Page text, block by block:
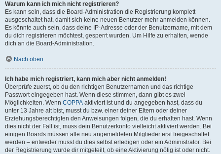
Warum kann ich mich nicht registrieren?
Es kann sein, dass die Board-Administration die Registrierung komplett
ausgeschaltet hat, damit sich keine neuen Benutzer mehr anmelden können.
Es könnte auch sein, dass deine IP-Adresse oder der Benutzername, mit dem
du dich registrieren möchtest, gesperrt wurden. Um Hilfe zu erhalten, wende
dich an die Board-Administration.
Nach oben
Ich habe mich registriert, kann mich aber nicht anmelden!
Überprüfe zuerst, ob du den richtigen Benutzernamen und das richtige
Passwort eingegeben hast. Wenn diese stimmen, dann gibt es zwei
Möglichkeiten. Wenn COPPA aktiviert ist und du angegeben hast, dass du
unter 13 Jahre alt bist, musst du bzw. einer deiner Eltern oder deiner
Erziehungsberechtigten den Anweisungen folgen, die du erhalten hast. Wenn
dies nicht der Fall ist, muss dein Benutzerkonto vielleicht aktiviert werden. Bei
einigen Boards müssen alle neu angemeldeten Mitglieder erst freigeschaltet
werden – entweder musst du dies selbst erledigen oder ein Administrator. Bei
der Registrierung wurde dir mitgeteilt, ob eine Aktivierung nötig ist oder nicht.